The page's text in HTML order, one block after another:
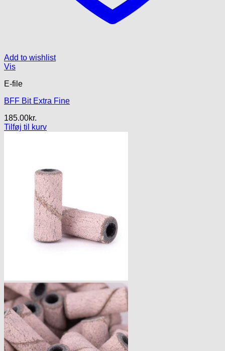
Add to wishlist
Vis
E-file
BFF Bit Extra Fine
185.00kr.
Tilføj til kurv